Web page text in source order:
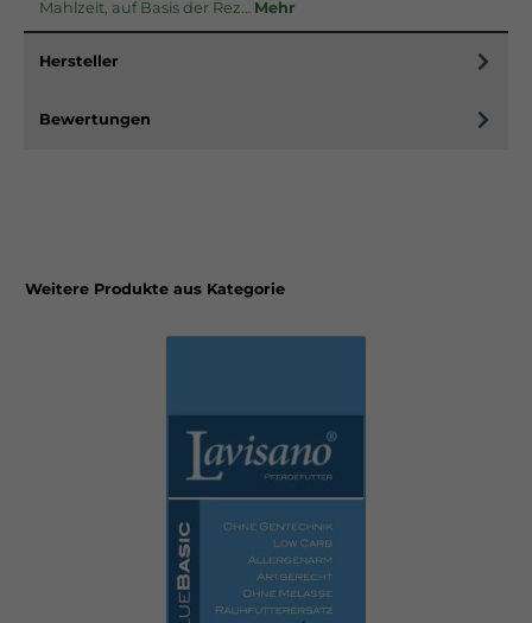
Mahlzeit, auf Basis der Rez… Mehr
Hersteller
Bewertungen
Weitere Produkte aus Kategorie